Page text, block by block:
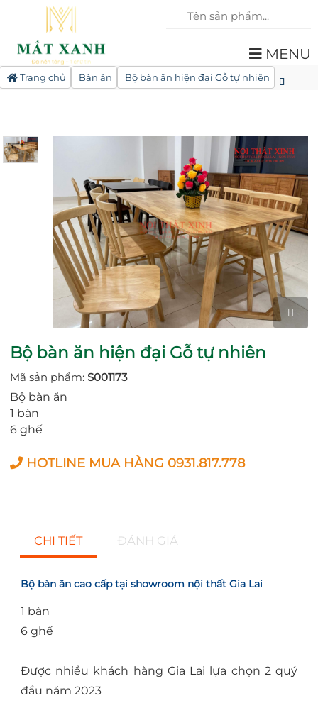
MENU
Trang chủ Bàn ăn Bộ bàn ăn hiện đại Gỗ tự nhiên
Bộ bàn ăn hiện đại Gỗ tự nhiên
Mã sản phẩm: S001173
Bộ bàn ăn
1 bàn
6 ghế
HOTLINE MUA HÀNG 0931.817.778
CHI TIẾT ĐÁNH GIÁ
Bộ bàn ăn cao cấp tại showroom nội thất Gia Lai
1 bàn
6 ghế
Được nhiều khách hàng Gia Lai lựa chọn 2 quý
đầu năm 2023